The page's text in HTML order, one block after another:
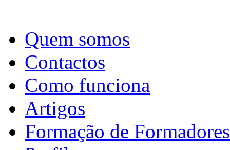
Quem somos
Contactos
Como funciona
Artigos
Formação de Formadores